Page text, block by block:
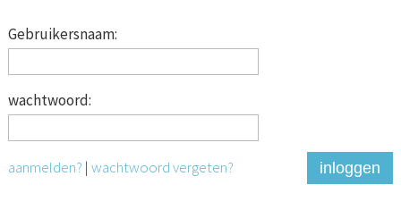
Gebruikersnaam:
wachtwoord:
aanmelden? | wachtwoord vergeten? inloggen